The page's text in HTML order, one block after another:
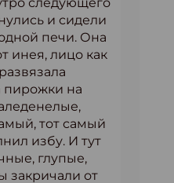
и сидели
печи. Она
инея, лицо как
пирожки на
тот самый
избу. И тут
глупые,
закричали от